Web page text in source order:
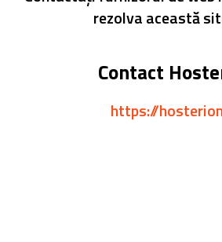
rezolva această
Contact
https://